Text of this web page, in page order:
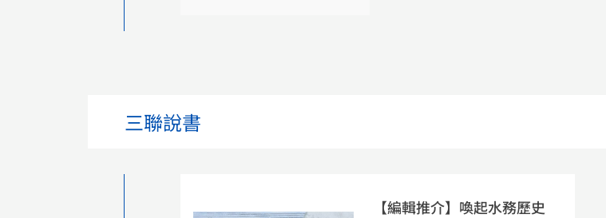
三聯說書
【編輯推介】喚起水務歷史